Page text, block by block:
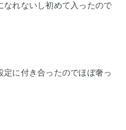
なれないし初めて入ったので
定に付き合ったのでほぼ奢っ